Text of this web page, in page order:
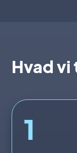
Hvad
1